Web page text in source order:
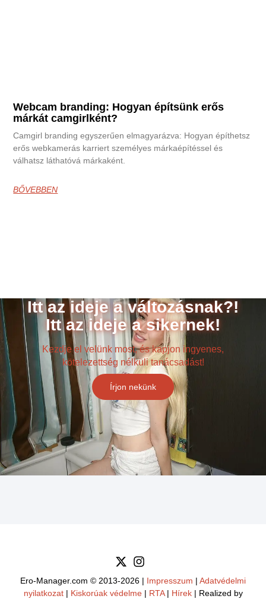
Webcam branding: Hogyan építsünk erős
márkát camgirlként?
Camgirl branding egyszerűen elmagyarázva: Hogyan építhetsz
erős webkamerás karriert személyes márkaépítéssel és
válhatsz láthatóvá márkaként.
BŐVEBBEN
Itt az ideje a változásnak?!
Itt az ideje a sikernek!
Kezdje el velünk most, és kapjon ingyenes,
kötelezettség nélküli tanácsadást!
Írjon nekünk
Ero-Manager.com © 2013-2026 | Impresszum | Adatvédelmi
nyilatkozat| Kiskorúak védelme| RTA| Hírek| Realized by